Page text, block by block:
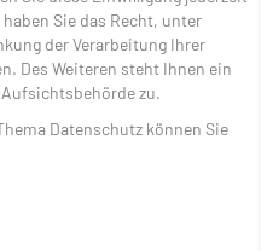
Sie das Recht, unter
der Verarbeitung Ihrer
Des Weiteren steht Ihnen ein
zu.
Datenschutz können Sie